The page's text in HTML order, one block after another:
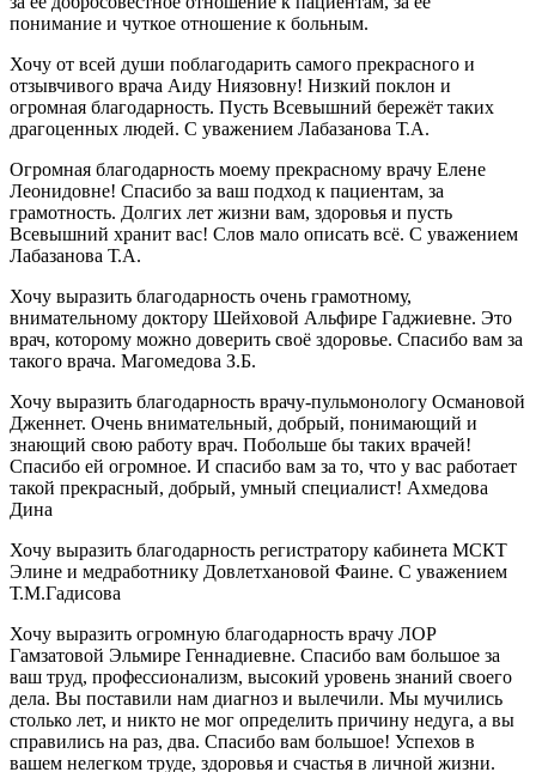
понимание и чуткое отношение к больным.
Хочу от всей души поблагодарить самого прекрасного и
отзывчивого врача Аиду Ниязовну! Низкий поклон и
огромная благодарность. Пусть Всевышний бережёт таких
драгоценных людей. С уважением Лабазанова Т.А.
Огромная благодарность моему прекрасному врачу Елене
Леонидовне! Спасибо за ваш подход к пациентам, за
грамотность. Долгих лет жизни вам, здоровья и пусть
Всевышний хранит вас! Слов мало описать всё. С уважением
Лабазанова Т.А.
Хочу выразить благодарность очень грамотному,
внимательному доктору Шейховой Альфире Гаджиевне. Это
врач, которому можно доверить своё здоровье. Спасибо вам за
такого врача. Магомедова З.Б.
Хочу выразить благодарность врачу-пульмонологу Османовой
Дженнет. Очень внимательный, добрый, понимающий и
знающий свою работу врач. Побольше бы таких врачей!
Спасибо ей огромное. И спасибо вам за то, что у вас работает
такой прекрасный, добрый, умный специалист! Ахмедова
Дина
Хочу выразить благодарность регистратору кабинета МСКТ
Элине и медработнику Довлетхановой Фаине. С уважением
Т.М.Гадисова
Хочу выразить огромную благодарность врачу ЛОР
Гамзатовой Эльмире Геннадиевне. Спасибо вам большое за
ваш труд, профессионализм, высокий уровень знаний своего
дела. Вы поставили нам диагноз и вылечили. Мы мучились
столько лет, и никто не мог определить причину недуга, а вы
справились на раз, два. Спасибо вам большое! Успехов в
вашем нелегком труде, здоровья и счастья в личной жизни.